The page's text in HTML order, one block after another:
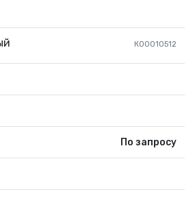
К00010512
По запросу